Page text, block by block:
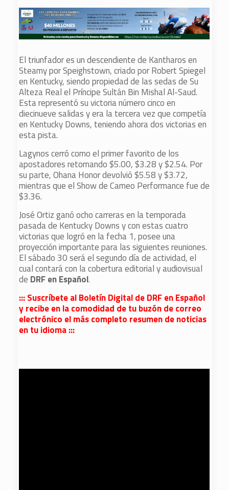
El triunfador es un descendiente de Kantharos en
Steamy por Speighstown, criado por Robert Spiegel
en Kentucky, siendo propiedad de las sedas de Su
Alteza Real el Príncipe Sultán Bin Mishal Al-Saud.
Esta representó su victoria número cinco en
diecinueve salidas y era la tercera vez que competía
en Kentucky Downs, teniendo ahora dos victorias en
esta pista.
Lagynos cerró como el primer favorito de los
apostadores retornando $5.00, $3.28 y $2.54. Por
su parte, Ohana Honor devolvió $5.58 y $3.72,
mientras que el Show de Cameo Performance fue de
$3.36.
José Ortiz ganó ocho carreras en la temporada
pasada de Kentucky Downs y con estas cuatro
victorias que logró en la fecha 1, posee una
proyección importante para las siguientes reuniones.
El sábado 30 será el segundo día de actividad, el
cual contará con la cobertura editorial y audiovisual
de DRF en Español.
::: Suscríbete al Boletín Digital de DRF en Español
y recibe en la comodidad de tu buzón de correo
electrónico el más completo resumen de noticias
en tu idioma :::